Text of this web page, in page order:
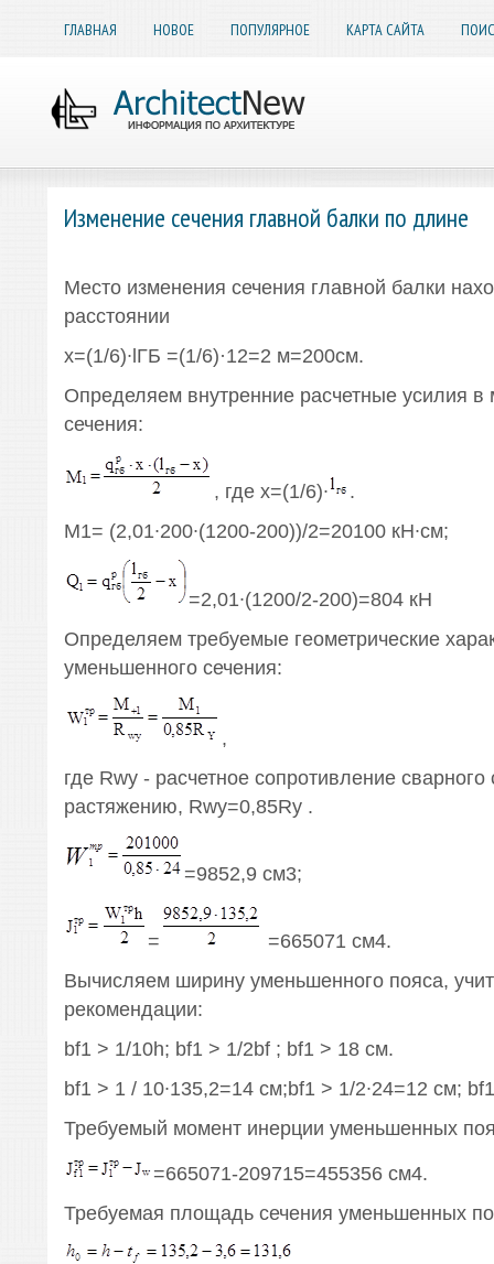
ГЛАВНАЯ НОВОЕ ПОПУЛЯРНОЕ КАРТА САЙТА
Изменение сечения главной балки по длине
Место изменения сечения главной балки
расстоянии
х=(1/6)∙lГБ =(1/6)·12=2 м=200см.
Определяем внутренние расчетные усилия в
сечения:
, где х=(1/6)∙
.
М1= (2,01∙200∙(1200-200))/2=20100 кН∙см;
=2,01∙(1200/2-200)=804 кН
Определяем требуемые геометрические
уменьшенного сечения:
,
где Rwy - расчетное сопротивление
растяжению, Rwy=0,85Ry .
=9852,9 см3;
=
=665071 см4.
Вычисляем ширину уменьшенного пояса,
рекомендации:
bf1 > 1/10h; bf1 > 1/2bf ; bf1 > 18 см.
bf1 > 1 / 10∙135,2=14 см;bf1 > 1/2∙24=12 см;
Требуемый момент инерции уменьшенных
=665071-209715=455356 см4.
Требуемая площадь сечения уменьшенных